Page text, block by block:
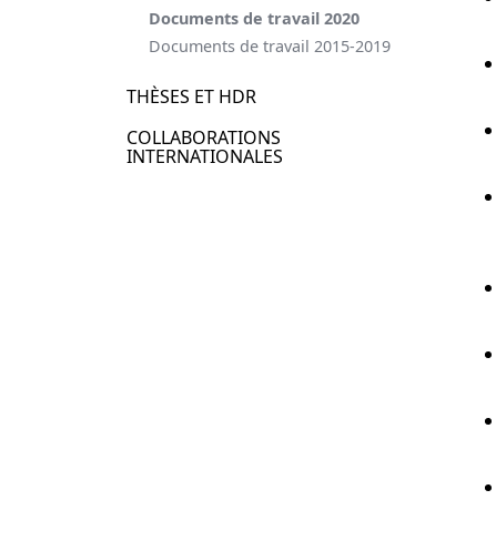
Documents de travail 2020
Documents de travail 2015-2019
THÈSES ET HDR
COLLABORATIONS
INTERNATIONALES